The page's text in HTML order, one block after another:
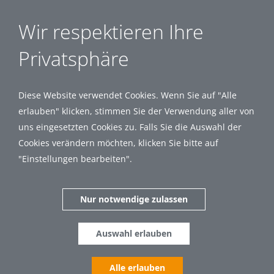
Wir respektieren Ihre
Privatsphäre
Diese Website verwendet Cookies. Wenn Sie auf "Alle
erlauben" klicken, stimmen Sie der Verwendung aller von
uns eingesetzten Cookies zu. Falls Sie die Auswahl der
Cookies verändern möchten, klicken Sie bitte auf
"Einstellungen bearbeiten".
Nur notwendige zulassen
Auswahl erlauben
Alle erlauben